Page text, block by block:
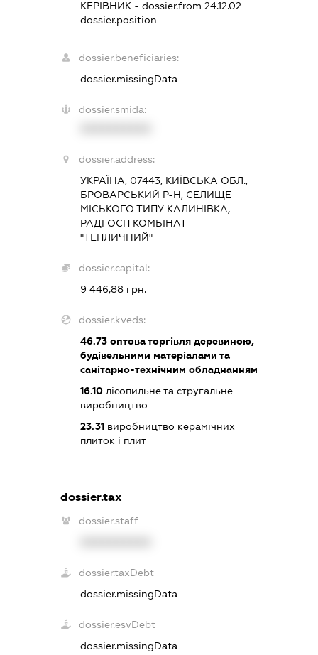
КЕРІВНИК - dossier.from 24.12.02
dossier.position -
dossier.beneficiaries:
dossier.missingData
dossier.smida:
dossier.address:
УКРАЇНА, 07443, КИЇВСЬКА ОБЛ.,
БРОВАРСЬКИЙ Р-Н, СЕЛИЩЕ
МІСЬКОГО ТИПУ КАЛИНІВКА,
РАДГОСП КОМБІНАТ
"ТЕПЛИЧНИЙ"
dossier.capital:
9 446,88 грн.
dossier.kveds:
46.73оптова торгівля деревиною,
будівельними матеріалами та
санітарно-технічним обладнанням
16.10лісопильне та стругальне
виробництво
23.31виробництво керамічних
плиток і плит
dossier.tax
dossier.staff
dossier.taxDebt
dossier.missingData
dossier.esvDebt
dossier.missingData